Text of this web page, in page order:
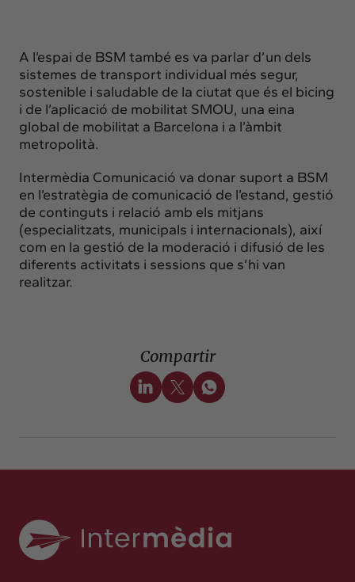
A l’espai de BSM també es va parlar d’un dels
sistemes de transport individual més segur,
sostenible i saludable de la ciutat que és el bicing
i de l’aplicació de mobilitat SMOU, una eina
global de mobilitat a Barcelona i a l’àmbit
metropolità.
Intermèdia Comunicació va donar suport a BSM
en l’estratègia de comunicació de l’estand, gestió
de continguts i relació amb els mitjans
(especialitzats, municipals i internacionals), així
com en la gestió de la moderació i difusió de les
diferents activitats i sessions que s’hi van
realitzar.
Compartir